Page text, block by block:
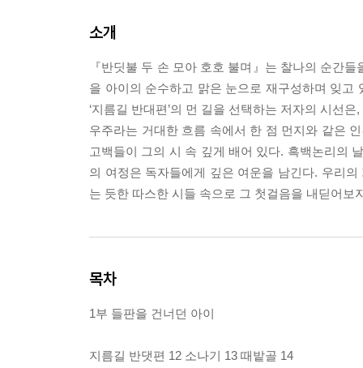
소개
『반딧불 두 손 모아 호호 불며』는 찰나의 순간
을 아이의 순수하고 맑은 눈으로 재구성하며 잊
‘지름길 반대편’의 먼 길을 선택하는 저자의 시선
우주라는 거대한 흐름 속에서 한 점 먼지와 같은
고백들이 그의 시 속 깊게 배어 있다. 흑백논리의
의 여정은 독자들에게 깊은 여운을 남긴다. 우리
는 듯한 따스한 시들 속으로 그 첫걸음을 내딛어보
목차
1부 들판을 건너던 아이
지름길 반댓편 12 소나기 13 때밭골 14